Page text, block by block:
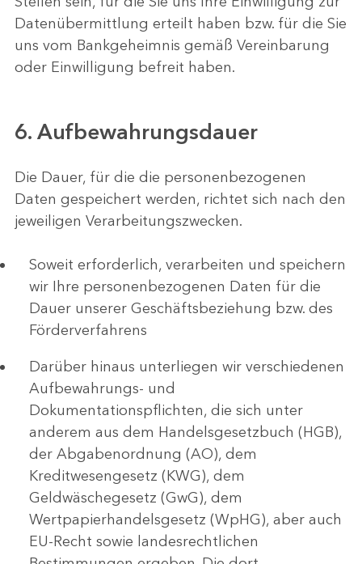
Datenübermittlung erteilt haben bzw. für die Sie
uns vom Bankgeheimnis gemäß Vereinbarung
oder Einwilligung befreit haben.
6. Aufbewahrungsdauer
Die Dauer, für die die personenbezogenen
Daten gespeichert werden, richtet sich nach den
jeweiligen Verarbeitungszwecken.
Soweit erforderlich, verarbeiten und speichern
wir Ihre personenbezogenen Daten für die
Dauer unserer Geschäftsbeziehung bzw. des
Förderverfahrens
Darüber hinaus unterliegen wir verschiedenen
Aufbewahrungs- und
Dokumentationspflichten, die sich unter
anderem aus dem Handelsgesetzbuch (HGB),
der Abgabenordnung (AO), dem
Kreditwesengesetz (KWG), dem
Geldwäschegesetz (GwG), dem
Wertpapierhandelsgesetz (WpHG), aber auch
EU-Recht sowie landesrechtlichen